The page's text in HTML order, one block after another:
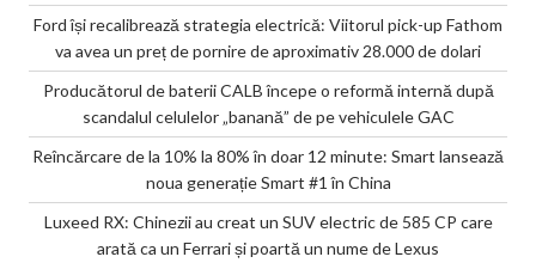
Ford își recalibrează strategia electrică: Viitorul pick-up Fathom
va avea un preț de pornire de aproximativ 28.000 de dolari
Producătorul de baterii CALB începe o reformă internă după
scandalul celulelor „banană” de pe vehiculele GAC
Reîncărcare de la 10% la 80% în doar 12 minute: Smart lansează
noua generație Smart #1 în China
Luxeed RX: Chinezii au creat un SUV electric de 585 CP care
arată ca un Ferrari și poartă un nume de Lexus